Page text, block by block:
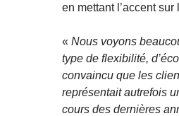
en mettant l’accent sur
« Nous voyons
type de flexibilité,
convaincu que les
représentait autrefois
cours des dernières